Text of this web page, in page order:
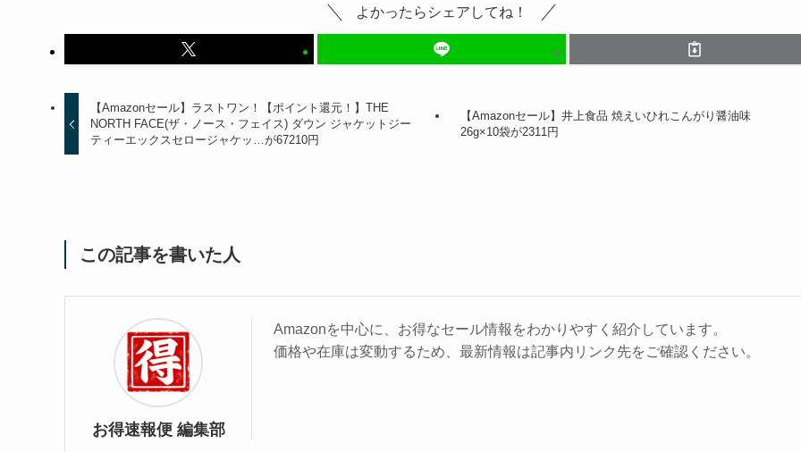
よかったらシェアしてね！
【Amazonセール】ラストワン！【ポイント還元！】THE
NORTH FACE(ザ・ノース・フェイス) ダウン ジャケットジー
ティーエックスセロージャケッ…が67210円
【Amazonセール】井上食品 焼えいひれこんがり醤油味
26g×10袋が2311円
この記事を書いた人
お得速報便 編集部
Amazonを中心に、お得なセール情報をわかりやすく紹介しています。
価格や在庫は変動するため、最新情報は記事内リンク先をご確認ください。